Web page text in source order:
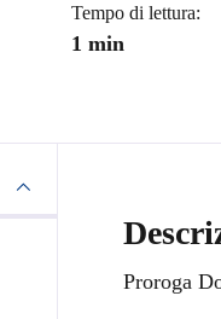
Tempo di lettura:
1 min
Proroga